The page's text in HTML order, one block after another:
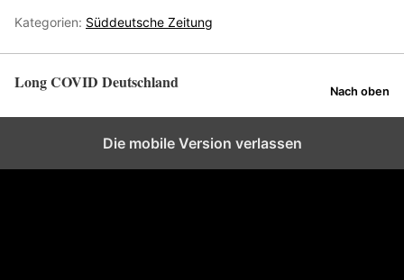
Kategorien: Süddeutsche Zeitung
Long COVID Deutschland Nach oben
Die mobile Version verlassen